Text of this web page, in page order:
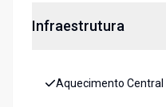
Infraestrutura
Aquecimento Central